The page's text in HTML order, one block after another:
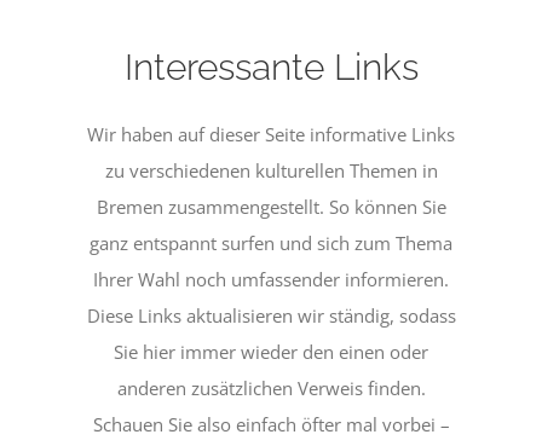
Interessante Links
Wir haben auf dieser Seite informative Links
zu verschiedenen kulturellen Themen in
Bremen zusammengestellt. So können Sie
ganz entspannt surfen und sich zum Thema
Ihrer Wahl noch umfassender informieren.
Diese Links aktualisieren wir ständig, sodass
Sie hier immer wieder den einen oder
anderen zusätzlichen Verweis finden.
Schauen Sie also einfach öfter mal vorbei –